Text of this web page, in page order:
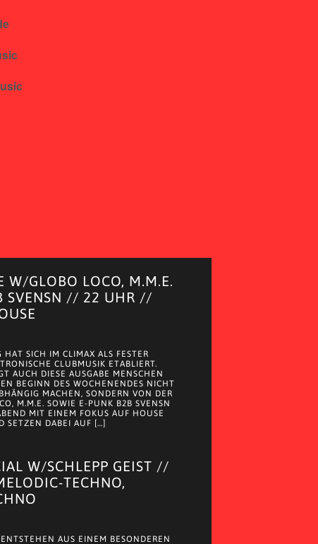
W/GLOBO LOCO, M.M.E.
SVENSN // 22 UHR //
HAT SICH IM CLIMAX ALS FESTER
CLUBMUSIK ETABLIERT.
AUCH DIESE AUSGABE MENSCHEN
BEGINN DES WOCHENENDES NICHT
MACHEN, SONDERN VON DER
M.M.E. SOWIE E-PUNK B2B SVENSN
MIT EINEM FOKUS AUF HOUSE
SETZEN DABEI AUF […]
W/SCHLEPP GEIST //
TECHNO,
AUS EINEM BESONDEREN